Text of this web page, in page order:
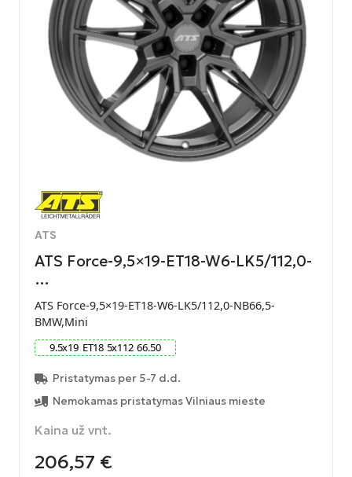
ATS
ATS Force-9,5×19-ET18-W6-LK5/112,0-
…
ATS Force-9,5×19-ET18-W6-LK5/112,0-NB66,5-
BMW,Mini
9.5x19 ET18 5x112 66.50
Pristatymas per 5-7 d.d.
Nemokamas pristatymas Vilniaus mieste
Kaina už vnt.
206,57 €